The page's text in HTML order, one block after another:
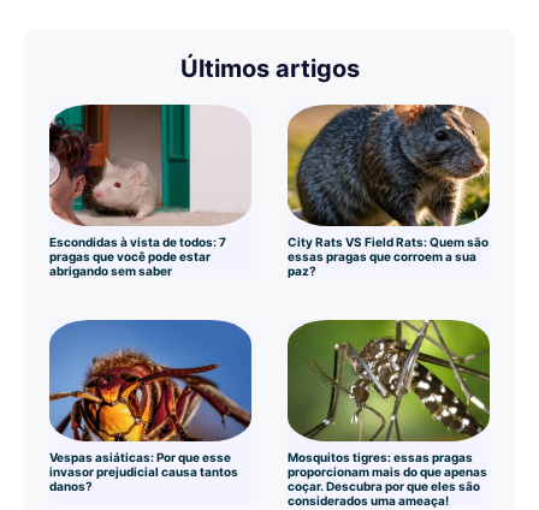
Últimos artigos
Escondidas à vista de todos: 7
pragas que você pode estar
abrigando sem saber
City Rats VS Field Rats: Quem são
essas pragas que corroem a sua
paz?
Vespas asiáticas: Por que esse
invasor prejudicial causa tantos
danos?
Mosquitos tigres: essas pragas
proporcionam mais do que apenas
coçar. Descubra por que eles são
considerados uma ameaça!